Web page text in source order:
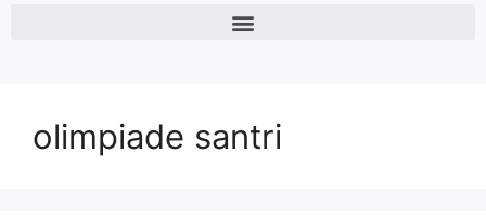
olimpiade santri